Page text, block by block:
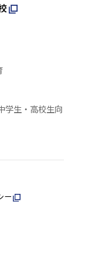
学生・高校生向
ー